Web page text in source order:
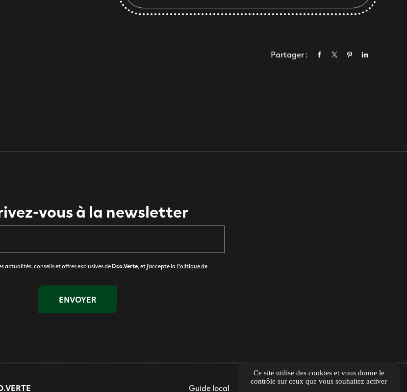
Partager :
vous à la newsletter
actualités, conseils et offres exclusives deDco.Verte, et j’accepte la Politique de
Guide local
Ce site utilise des cookies et vous donne le
contrôle sur ceux que vous souhaitez activer